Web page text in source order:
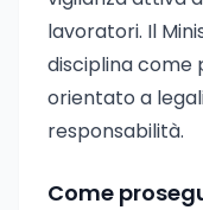
lavoratori. Il
disciplina come
orientato a
responsabilità.
Come